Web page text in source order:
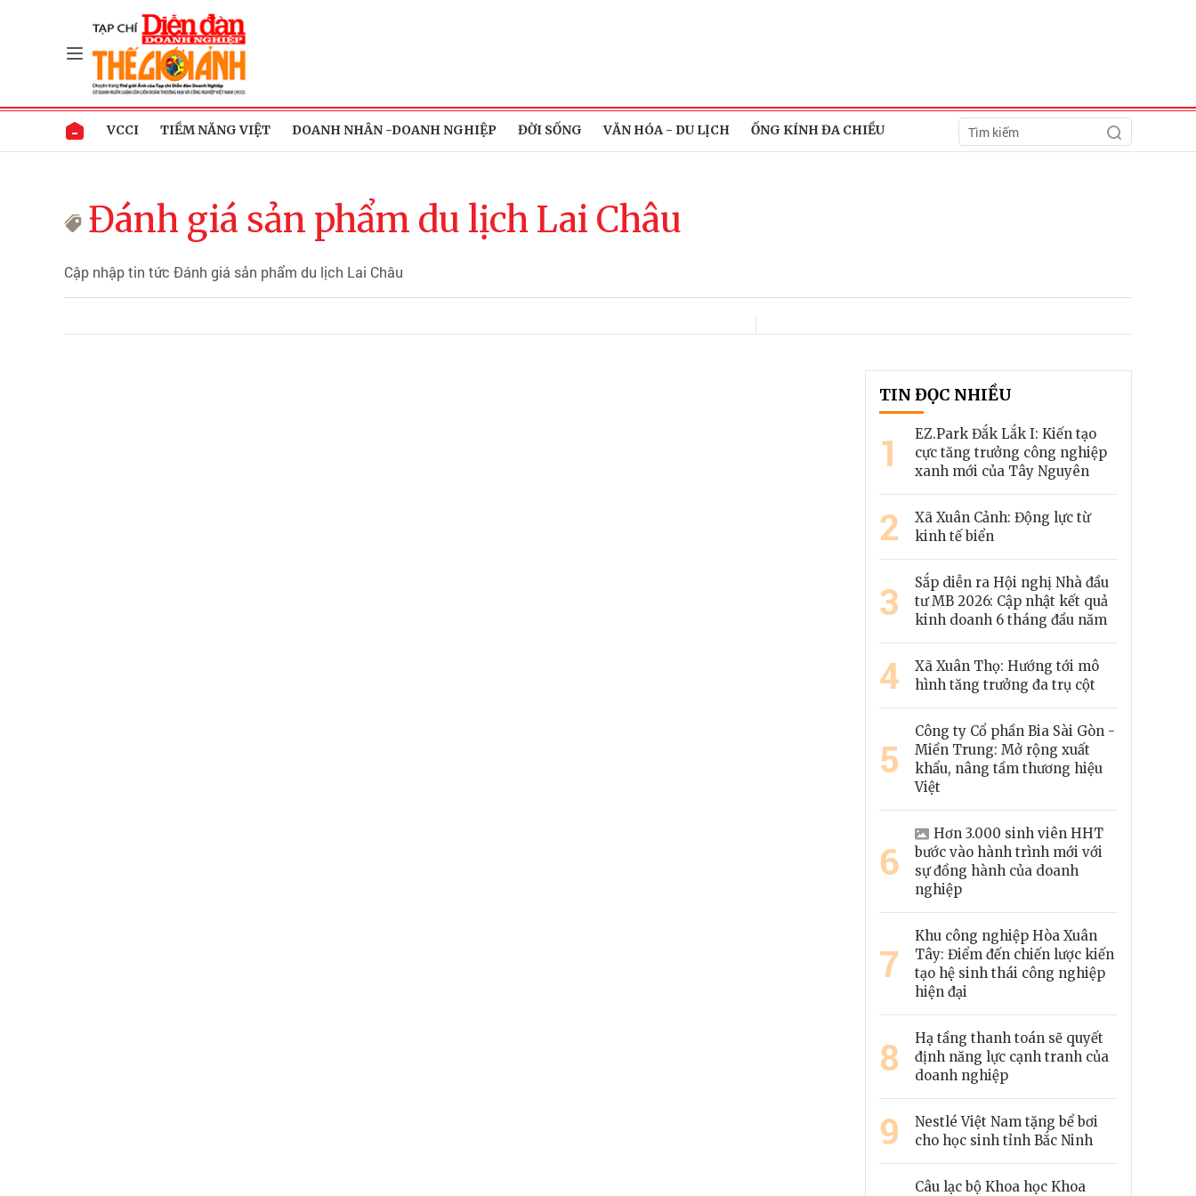
VCCI TIỀM NĂNG VIỆT DOANH NHÂN -DOANH NGHIỆP ĐỜI SỐNG VĂN HÓA - DU LỊCH ỐNG KÍNH ĐA CHIỀU
Đánh giá sản phẩm du lịch Lai Châu
Cập nhập tin tức Đánh giá sản phẩm du lịch Lai Châu
TIN ĐỌC NHIỀU
1
EZ.Park Đắk Lắk I: Kiến tạo
cực tăng trưởng công nghiệp
xanh mới của Tây Nguyên
2
Xã Xuân Cảnh: Động lực từ
kinh tế biển
3
Sắp diễn ra Hội nghị Nhà đầu
tư MB 2026: Cập nhật kết quả
kinh doanh 6 tháng đầu năm
4
Xã Xuân Thọ: Hướng tới mô
hình tăng trưởng đa trụ cột
5
Công ty Cổ phần Bia Sài Gòn -
Miền Trung: Mở rộng xuất
khẩu, nâng tầm thương hiệu
Việt
6
Hơn 3.000 sinh viên HHT
bước vào hành trình mới với
sự đồng hành của doanh
nghiệp
7
Khu công nghiệp Hòa Xuân
Tây: Điểm đến chiến lược kiến
tạo hệ sinh thái công nghiệp
hiện đại
8
Hạ tầng thanh toán sẽ quyết
định năng lực cạnh tranh của
doanh nghiệp
9
Nestlé Việt Nam tặng bể bơi
cho học sinh tỉnh Bắc Ninh
Câu lạc bộ Khoa học Khoa